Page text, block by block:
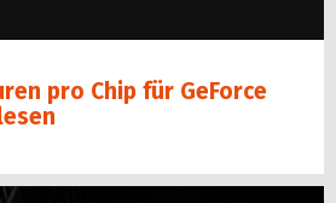
pro Chip für GeForce